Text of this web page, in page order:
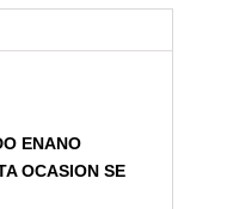
ENANO
OCASION SE